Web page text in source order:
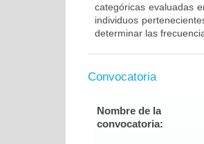
categóricas evaluadas
individuos
determinar las
Convocatoria
Nombre de la
convocatoria: